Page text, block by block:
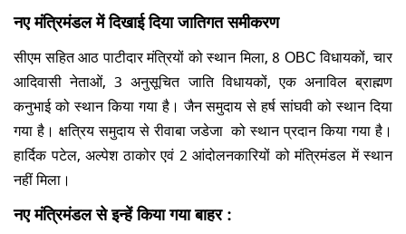
नए मंत्रिमंडल में दिखाई दिया जातिगत समीकरण
सीएम सहित आठ पाटीदार मंत्रियों को स्थान मिला, 8 OBC विधायकों, चार
आदिवासी नेताओं, 3 अनुसूचित जाति विधायकों, एक अनाविल ब्राह्मण
कनुभाई को स्थान किया गया है। जैन समुदाय से हर्ष सांघवी को स्थान दिया
गया है। क्षत्रिय समुदाय से रीवाबा जडेजा को स्थान प्रदान किया गया है।
हार्दिक पटेल, अल्पेश ठाकोर एवं 2 आंदोलनकारियों को मंत्रिमंडल में स्थान
नहीं मिला।
नए मंत्रिमंडल से इन्हें किया गया बाहर :